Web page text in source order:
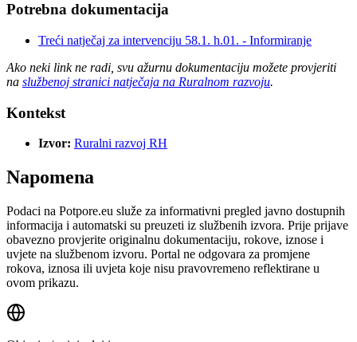
Potrebna dokumentacija
Treći natječaj za intervenciju 58.1. h.01. - Informiranje
Ako neki link ne radi, svu ažurnu dokumentaciju možete provjeriti
na službenoj stranici natječaja na Ruralnom razvoju.
Kontekst
Izvor: Ruralni razvoj RH
Napomena
Podaci na Potpore.eu služe za informativni pregled javno dostupnih
informacija i automatski su preuzeti iz službenih izvora. Prije prijave
obavezno provjerite originalnu dokumentaciju, rokove, iznose i
uvjete na službenom izvoru. Portal ne odgovara za promjene
rokova, iznosa ili uvjeta koje nisu pravovremeno reflektirane u
ovom prikazu.